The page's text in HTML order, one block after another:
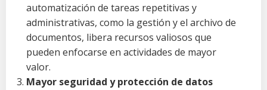
automatización de tareas repetitivas y
administrativas, como la gestión y el archivo de
documentos, libera recursos valiosos que
pueden enfocarse en actividades de mayor
valor.
Mayor seguridad y protección de datos